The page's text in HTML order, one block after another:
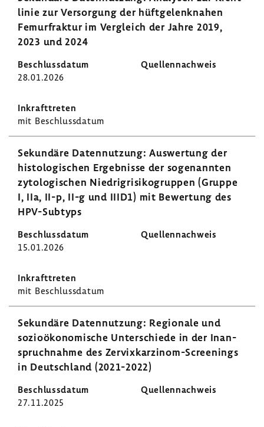
linie zur Versor­gung der hüft­ge­lenk­nahen
Femur­fraktur im Vergleich der Jahre 2019,
2023 und 2024
28.01.2026
mit Beschluss­datum
Sekun­däre Daten­nut­zung: Auswer­tung der
histo­lo­gi­schen Ergeb­nisse der soge­nannten
zyto­lo­gi­schen Nied­ri­g­ri­si­ko­gruppen (Gruppe
I, IIa, II-p, II-g und IIID1) mit Bewer­tung des
HPV-​Subtyps
15.01.2026
mit Beschluss­datum
Sekun­däre Daten­nut­zung: Regio­nale und
sozio­öko­no­mi­sche Unter­schiede in der Inan­
spruch­nahme des Zervixkarzinom-​Screenings
in Deutsch­land (2021-​2022)
27.11.2025